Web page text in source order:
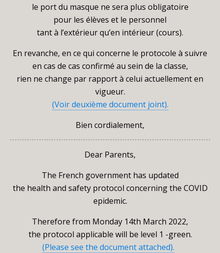
le port du masque ne sera plus obligatoire
pour les élèves et le personnel
tant à l’extérieur qu’en intérieur (cours).
En revanche, en ce qui concerne le protocole à suivre
en cas de cas confirmé au sein de la classe,
rien ne change par rapport à celui actuellement en
vigueur.
(Voir deuxième document joint).
Bien cordialement,
Dear Parents,
The French government has updated
the health and safety protocol concerning the COVID
epidemic.
Therefore from Monday 14th March 2022,
the protocol applicable will be level 1 -green.
(Please see the document attached).